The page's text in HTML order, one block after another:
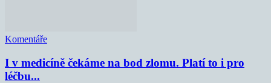
Komentáře
I v medicíně čekáme na bod zlomu. Platí to i pro
léčbu...